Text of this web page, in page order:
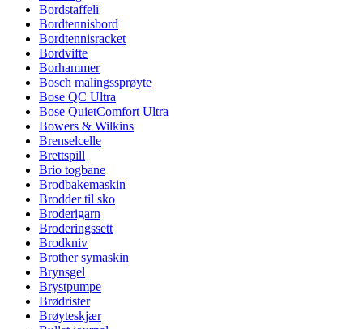
Bordstaffeli
Bordtennisbord
Bordtennisracket
Bordvifte
Borhammer
Bosch malingssprøyte
Bose QC Ultra
Bose QuietComfort Ultra
Bowers & Wilkins
Brenselcelle
Brettspill
Brio togbane
Brodbakemaskin
Brodder til sko
Broderigarn
Broderingssett
Brodkniv
Brother symaskin
Brynsgel
Brystpumpe
Brødrister
Brøyteskjær